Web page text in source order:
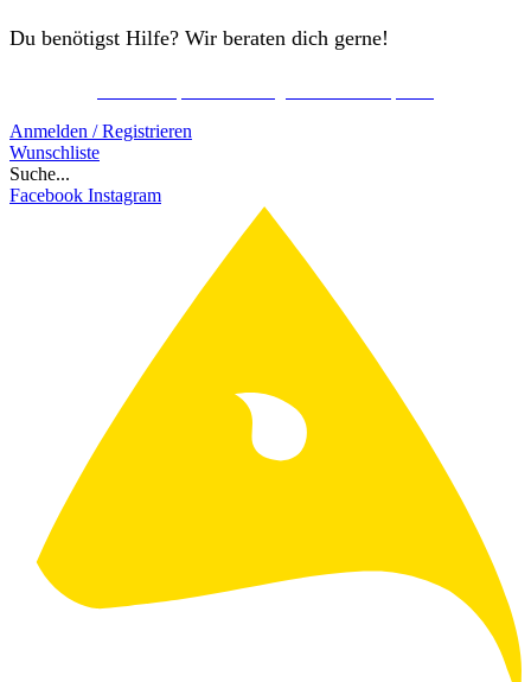
Du benötigst Hilfe? Wir beraten dich gerne!
Anmelden / Registrieren
Wunschliste
Suche...
Facebook Instagram